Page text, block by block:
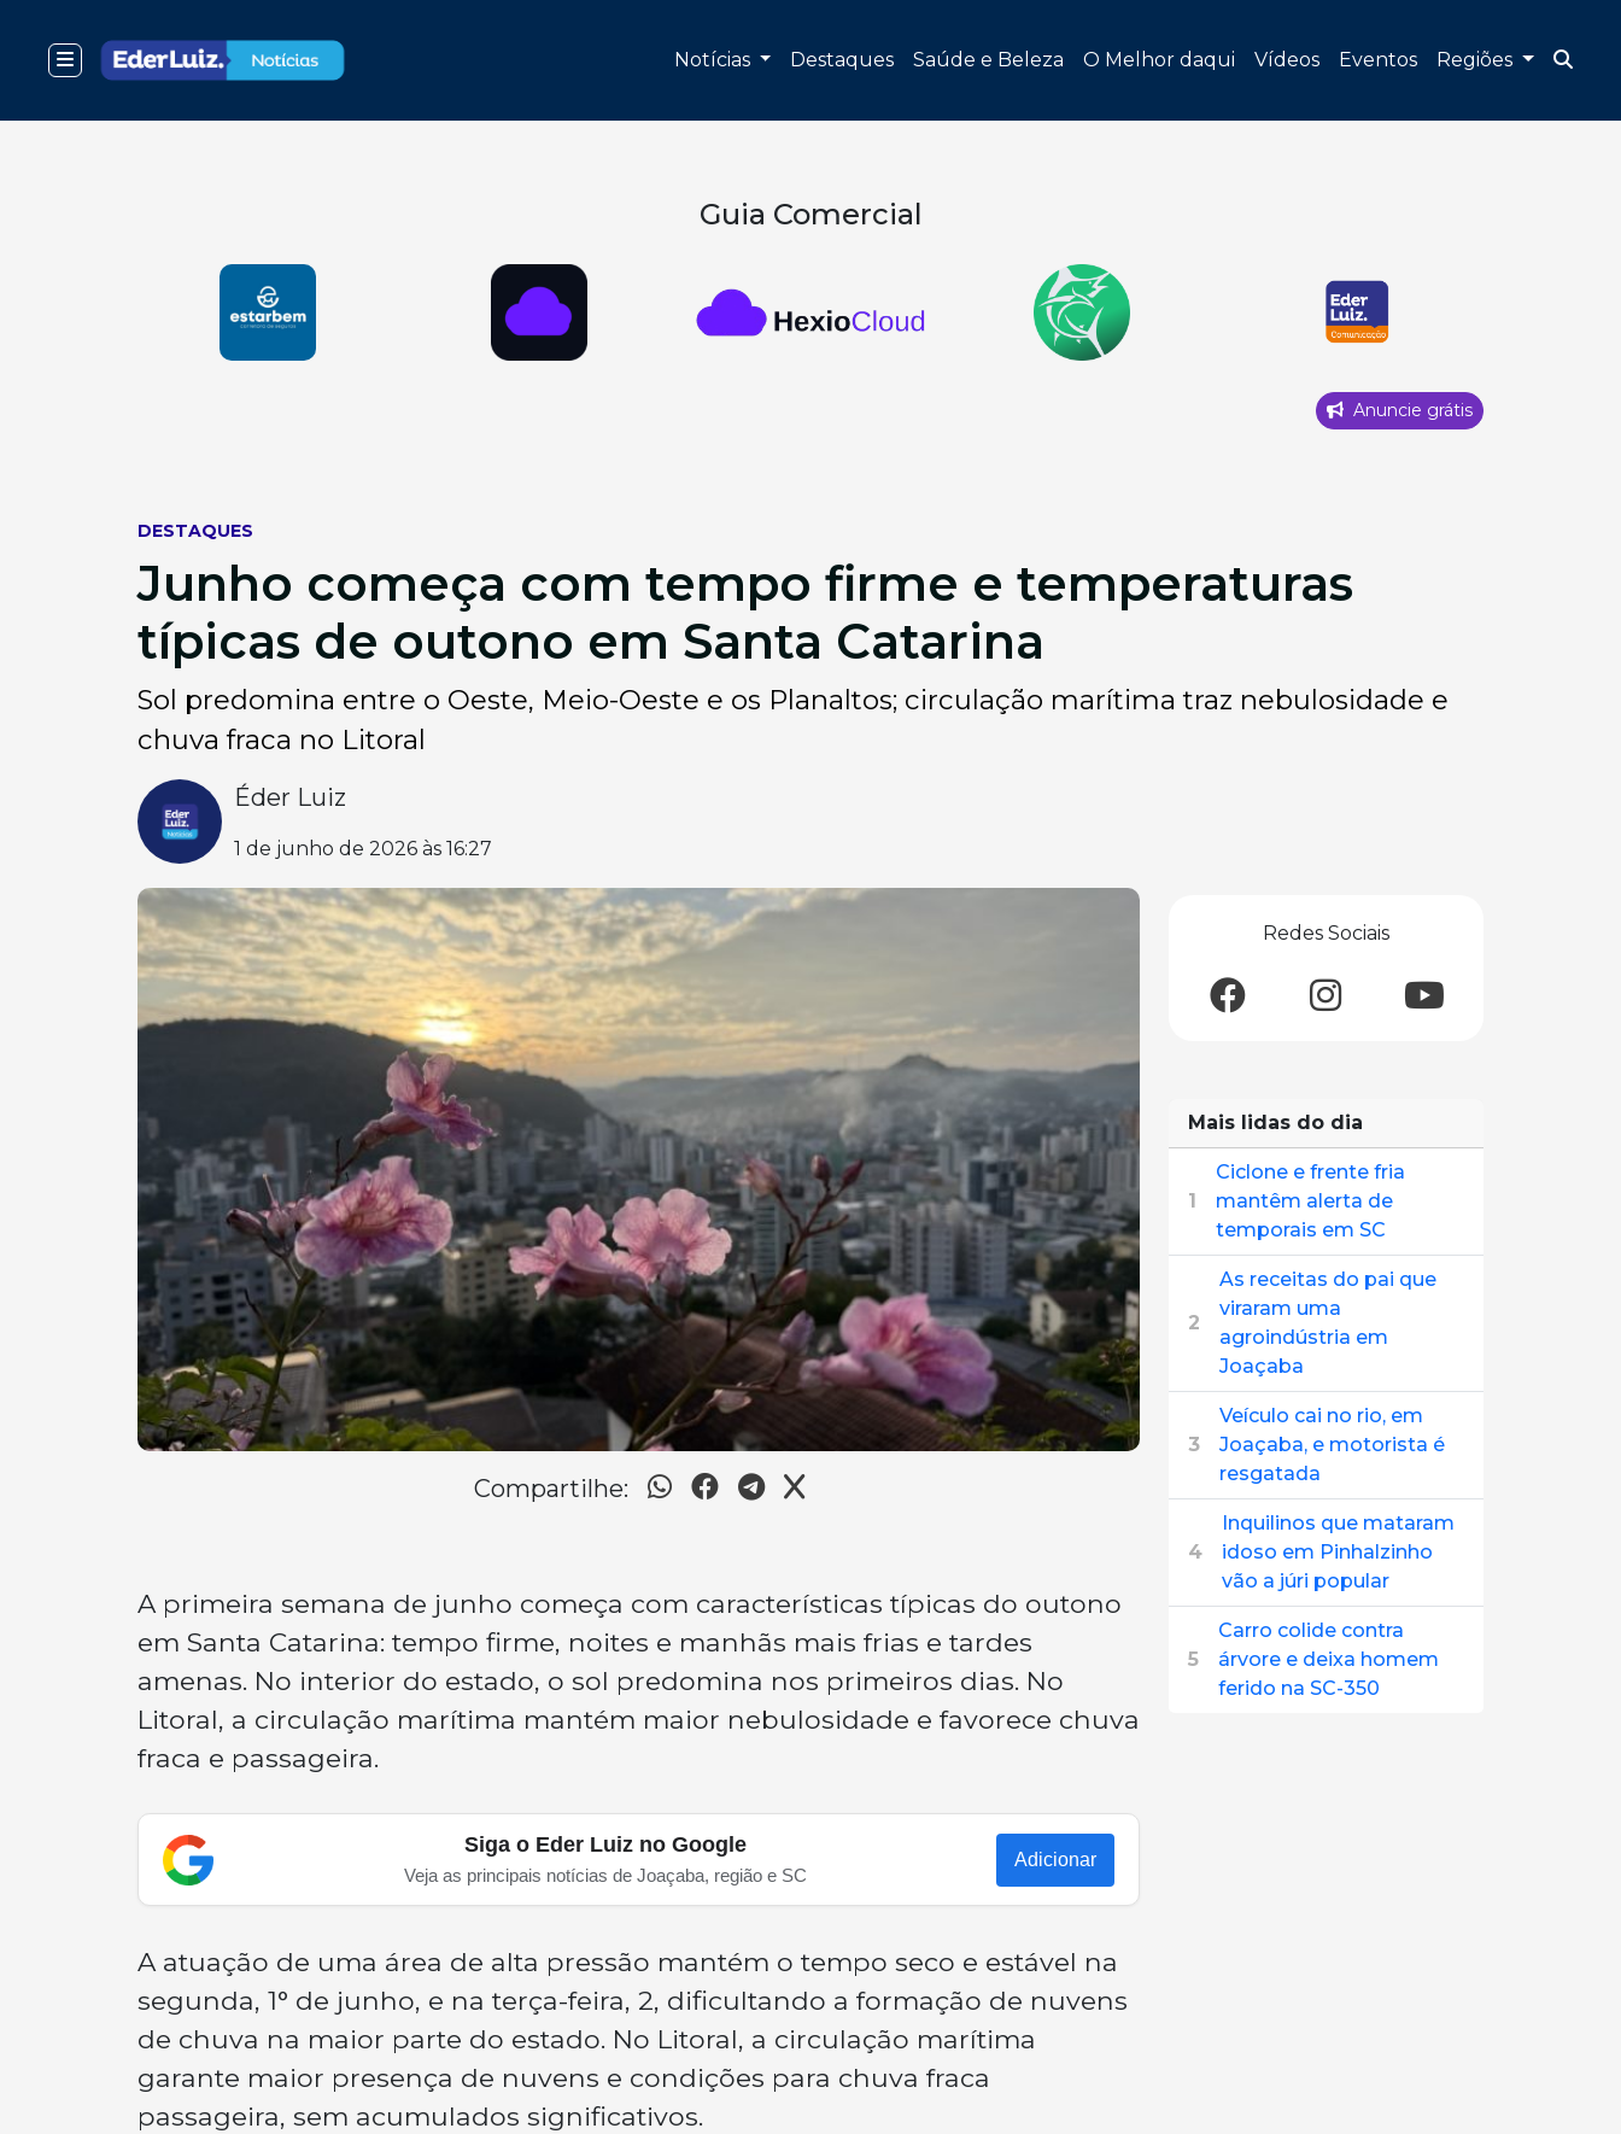
Notícias Destaques Saúde e Beleza O Melhor daqui Vídeos Eventos Regiões
Guia Comercial
Anuncie grátis
DESTAQUES
Junho começa com tempo firme e temperaturas
típicas de outono em Santa Catarina
Sol predomina entre o Oeste, Meio-Oeste e os Planaltos; circulação marítima traz nebulosidade e
chuva fraca no Litoral
Éder Luiz
1 de junho de 2026 às 16:27
Compartilhe:
A primeira semana de junho começa com características típicas do outono
em Santa Catarina: tempo firme, noites e manhãs mais frias e tardes
amenas. No interior do estado, o sol predomina nos primeiros dias. No
Litoral, a circulação marítima mantém maior nebulosidade e favorece chuva
fraca e passageira.
Siga o Eder Luiz no Google
Veja as principais notícias de Joaçaba, região e SC
Adicionar
A atuação de uma área de alta pressão mantém o tempo seco e estável na
segunda, 1° de junho, e na terça-feira, 2, dificultando a formação de nuvens
de chuva na maior parte do estado. No Litoral, a circulação marítima
garante maior presença de nuvens e condições para chuva fraca
passageira, sem acumulados significativos.
Redes Sociais
Mais lidas do dia
1
Ciclone e frente fria
mantêm alerta de
temporais em SC
2
As receitas do pai que
viraram uma
agroindústria em
Joaçaba
3
Veículo cai no rio, em
Joaçaba, e motorista é
resgatada
4
Inquilinos que mataram
idoso em Pinhalzinho
vão a júri popular
5
Carro colide contra
árvore e deixa homem
ferido na SC-350